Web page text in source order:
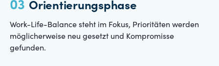
Orientierungsphase
Work-Life-Balance steht im Fokus, Prioritäten werden
möglicherweise neu gesetzt und Kompromisse
gefunden.